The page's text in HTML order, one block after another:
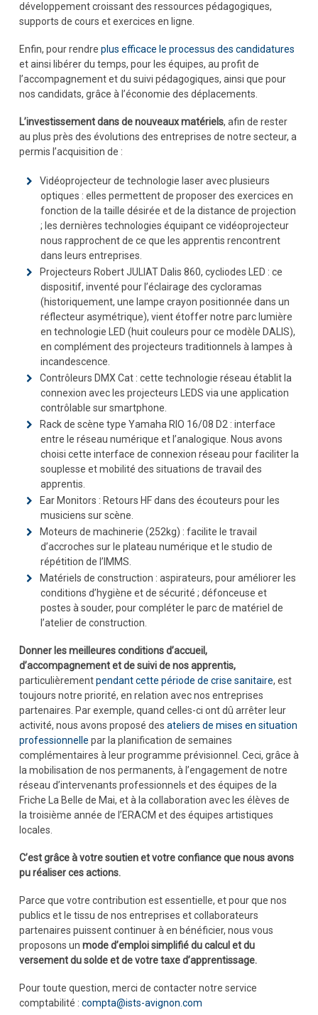
développement croissant des ressources pédagogiques,
supports de cours et exercices en ligne.
Enfin, pour rendre plus efficace le processus des candidatures
et ainsi libérer du temps, pour les équipes, au profit de
l’accompagnement et du suivi pédagogiques, ainsi que pour
nos candidats, grâce à l’économie des déplacements.
L’investissement dans denouveaux matériels, afin de rester
au plus près des évolutions des entreprises de notre secteur, a
permis l’acquisition de :
Vidéoprojecteur de technologie laser avec plusieurs
optiques : elles permettent de proposer des exercices en
fonction de la taille désirée et de la distance de projection
; les dernières technologies équipant ce vidéoprojecteur
nous rapprochent de ce que les apprentis rencontrent
dans leurs entreprises.
Projecteurs Robert JULIAT Dalis 860, cycliodes LED : ce
dispositif, inventé pour l’éclairage des cycloramas
(historiquement, une lampe crayon positionnée dans un
réflecteur asymétrique), vient étoffer notre parc lumière
en technologie LED (huit couleurs pour ce modèle DALIS),
en complément des projecteurs traditionnels à lampes à
incandescence.
Contrôleurs DMX Cat : cette technologie réseau établit la
connexion avec les projecteurs LEDS via une application
contrôlable sur smartphone.
Rack de scène type Yamaha RIO 16/08 D2 : interface
entre le réseau numérique et l’analogique. Nous avons
choisi cette interface de connexion réseau pour faciliter la
souplesse et mobilité des situations de travail des
apprentis.
Ear Monitors : Retours HF dans des écouteurs pour les
musiciens sur scène.
Moteurs de machinerie (252kg) : facilite le travail
d’accroches sur le plateau numérique et le studio de
répétition de l’IMMS.
Matériels de construction : aspirateurs, pour améliorer les
conditions d’hygiène et de sécurité ; défonceuse et
postes à souder, pour compléter le parc de matériel de
l’atelier de construction.
Donner les meilleures conditions d’accueil,
d’accompagnement et de suivi de nos apprentis,
particulièrementpendant cette période de crise sanitaire, est
toujours notre priorité, en relation avec nos entreprises
partenaires. Par exemple, quand celles-ci ont dû arrêter leur
activité, nous avons proposé des ateliers de mises en situation
professionnelle par la planification de semaines
complémentaires à leur programme prévisionnel. Ceci, grâce à
la mobilisation de nos permanents, à l’engagement de notre
réseau d’intervenants professionnels et des équipes de la
Friche La Belle de Mai, et à la collaboration avec les élèves de
la troisième année de l’ERACM et des équipes artistiques
locales.
C’est grâce à votre soutien et votre confiance que nous avons
pu réaliser ces actions.
Parce que votre contribution est essentielle, et pour que nos
publics et le tissu de nos entreprises et collaborateurs
partenaires puissent continuer à en bénéficier, nous vous
proposons un mode d’emploi simplifié du calcul et du
versement du solde et de votre taxe d’apprentissage.
Pour toute question, merci de contacter notre service
comptabilité : compta@ists-avignon.com